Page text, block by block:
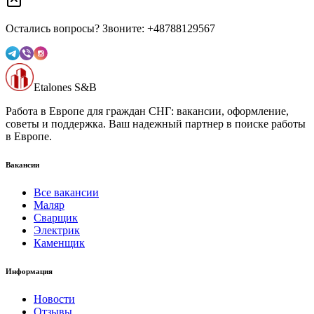
Остались вопросы? Звоните: +48788129567
Etalones S&B
Работа в Европе для граждан СНГ: вакансии, оформление,
советы и поддержка. Ваш надежный партнер в поиске работы
в Европе.
Вакансии
Все вакансии
Маляр
Сварщик
Электрик
Каменщик
Информация
Новости